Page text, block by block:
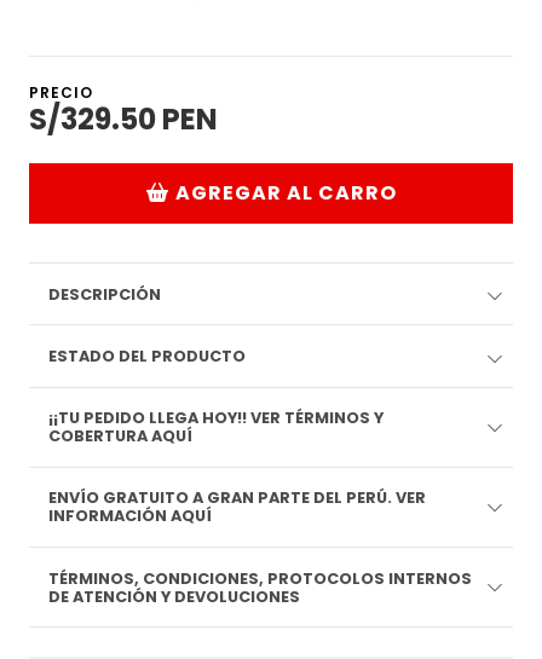
PRECIO
S/329.50 PEN
AGREGAR AL CARRO
DESCRIPCIÓN
ESTADO DEL PRODUCTO
¡¡TU PEDIDO LLEGA HOY!! VER TÉRMINOS Y
COBERTURA AQUÍ
ENVÍO GRATUITO A GRAN PARTE DEL PERÚ. VER
INFORMACIÓN AQUÍ
TÉRMINOS, CONDICIONES, PROTOCOLOS INTERNOS
DE ATENCIÓN Y DEVOLUCIONES